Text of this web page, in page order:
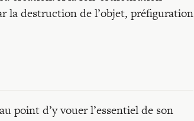
la destruction de l’objet, préfiguration
point d’y vouer l’essentiel de son